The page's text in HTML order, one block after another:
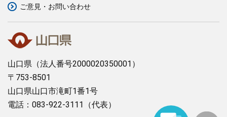
山口県 （法人番号2000020350001）
〒753-8501
山口県山口市滝町1番1号
電話：083-922-3111（代表）
ご意見・お問い合わせ